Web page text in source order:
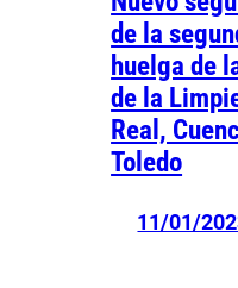
de la
huelga de
de la
Real,
Toledo
11/01/